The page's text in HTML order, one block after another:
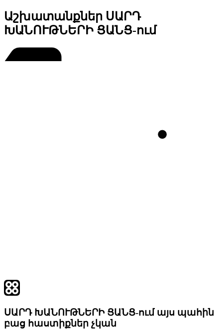
Աշխատանքներ ՍԱՐԴ
ԽԱՆՈՒԹՆԵՐԻ ՑԱՆՑ-ում
ՍԱՐԴ ԽԱՆՈՒԹՆԵՐԻ ՑԱՆՑ-ում այս պահին
բաց հաստիքներ չկան